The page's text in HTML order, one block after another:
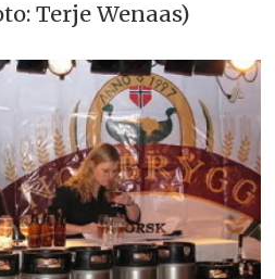
Terje Wenaas)